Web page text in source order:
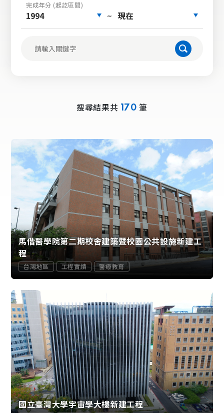
完成年分 (起訖區間)
1994 ~ 現在
搜尋結果共 170 筆
馬偕醫學院第二期校舍建築暨校園公共設施新建工
程
台灣地區 工程實績 醫療教育
國立臺灣大學宇宙學大樓新建工程